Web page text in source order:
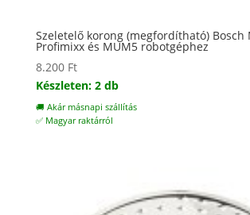
Szeletelő korong (megfordítható) Bosch
Profimixx és MUM5 robotgéphez
8.200 Ft
Készleten: 2 db
🚚 Akár másnapi szállítás
✅ Magyar raktárról